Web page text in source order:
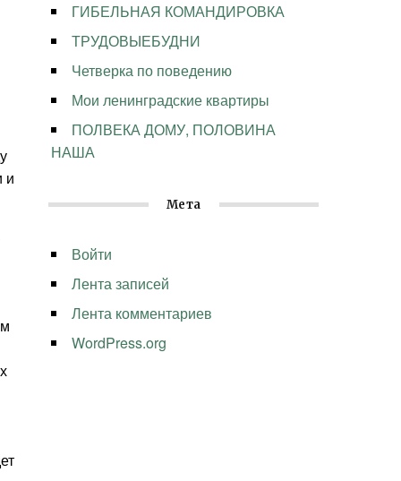
и
ГИБЕЛЬНАЯ КОМАНДИРОВКА
ТРУДОВЫЕБУДНИ
Четверка по поведению
Мои ленинградские квартиры
ПОЛВЕКА ДОМУ, ПОЛОВИНА
НАША
Мета
Войти
Лента записей
Лента комментариев
WordPress.org